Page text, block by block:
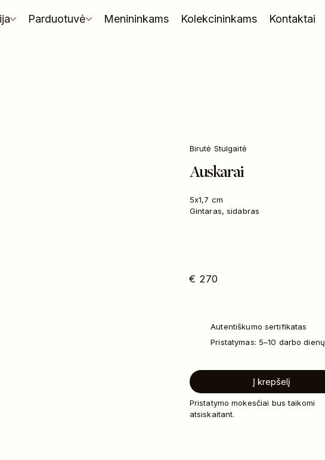
Parduotuvė Menininkams Kolekcininkams Kontaktai
Birutė Stulgaitė
Auskarai
5x1,7 cm
Gintaras, sidabras
€ 270
Autentiškumo sertifikatas
Pristatymas: 5–10 darbo dienų
Į krepšelį
Pristatymo mokesčiai bus taikomi
atsiskaitant.